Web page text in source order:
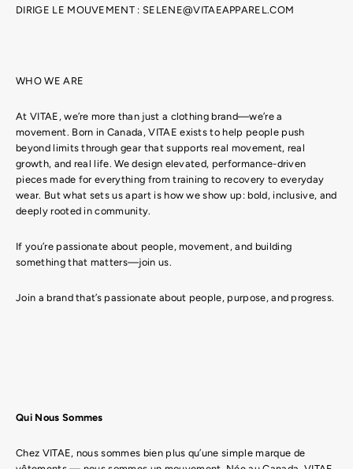
DIRIGE LE MOUVEMENT : SELENE@VITAEAPPAREL.COM
WHO WE ARE
At VITAE, we’re more than just a clothing brand—we’re a
movement. Born in Canada, VITAE exists to help people push
beyond limits through gear that supports real movement, real
growth, and real life. We design elevated, performance-driven
pieces made for everything from training to recovery to everyday
wear. But what sets us apart is how we show up: bold, inclusive, and
deeply rooted in community.
If you’re passionate about people, movement, and building
something that matters—join us.
Join a brand that’s passionate about people, purpose, and progress.
Qui Nous Sommes
Chez VITAE, nous sommes bien plus qu’une simple marque de